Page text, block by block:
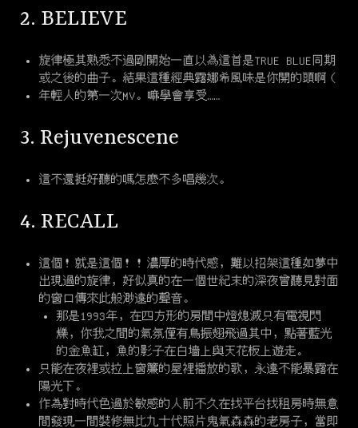
2. BELIEVE
旋律極其熟悉不過剛開始一直以為這首是TRUE BLUE同期
或之後的曲子。結果這種經典露娜希風味是你開的頭啊（
年輕人的第一次MV。嘛學會享受……
3. Rejuvenescene
這不還挺好聽的嗎怎麼不多唱幾次。
4. RECALL
這個！就是這個！！濃厚的時代感，難以招架這種如夢中
出現過的旋律，好似真的在一個世紀末的深夜曾聽見對面
的窗口傳來此般渺遠的聲音。
那是1993年，在四方形的房間中燈熄滅只有電視閃
爍，你我之間的氣氛僅有鳥振翅飛過其中，點著藍光
的金魚缸，魚的影子在白墻上與天花板上遊走。
只能在夜裡或拉上窗簾的屋裡播放的歌，永遠不能暴露在
陽光下。
作為對時代色過於敏感的人前不久在找平台找租房時無意
間發現一間裝修無比九十代照片鬼氣森森的老房子，當即